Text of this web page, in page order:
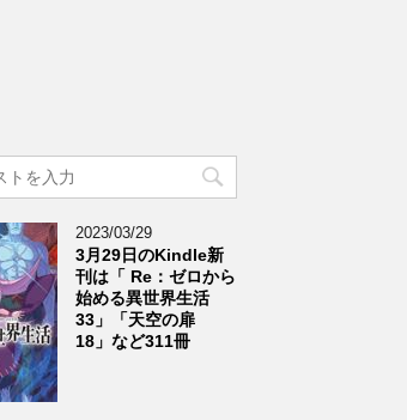
2023/03/29
3月29日のKindle新
刊は「 Re：ゼロから
始める異世界生活
33」「天空の扉
18」など311冊